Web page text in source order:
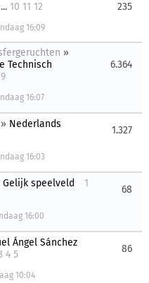
... 10 11 12
16:09
235
»
Technisch
16:07
6.364
» Nederlands
16:03
1.327
Gelijk speelveld
1
16:00
68
Ángel Sánchez
4 5
10:04
86